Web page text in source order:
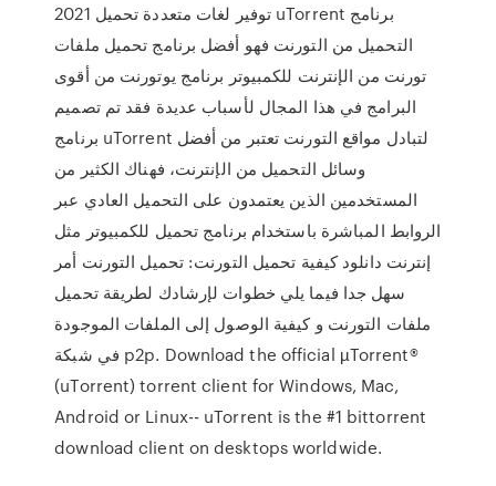
توفير لغات متعددة تحميل 2021 uTorrent برنامج
التحميل من التورنت فهو أفضل برنامج تحميل ملفات
تورنت من الإنترنت للكمبيوتر برنامج يوتورنت من أقوى
البرامج في هذا المجال لأسباب عديدة فقد تم تصميم
برنامج uTorrent لتبادل مواقع التورنت تعتبر من أفضل
وسائل التحميل من الإنترنت، فهناك الكثير من
المستخدمين الذين يعتمدون على التحميل العادي عبر
الروابط المباشرة باستخدام برنامج تحميل للكمبيوتر مثل
إنترنت دانلود كيفية تحميل التورنت: تحميل التورنت أمر
سهل جدا فيما يلي خطوات لإرشادك لطريقة تحميل
ملفات التورنت و كيفية الوصول إلى الملفات الموجودة
في شبكة p2p. Download the official µTorrent®
(uTorrent) torrent client for Windows, Mac,
Android or Linux-- uTorrent is the #1 bittorrent
download client on desktops worldwide.